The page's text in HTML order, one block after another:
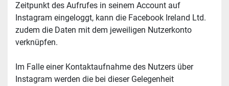
Zeitpunkt des Aufrufes in seinem Account auf
Instagram eingeloggt, kann die Facebook Ireland Ltd.
zudem die Daten mit dem jeweiligen Nutzerkonto
verknüpfen.
Im Falle einer Kontaktaufnahme des Nutzers über
Instagram werden die bei dieser Gelegenheit